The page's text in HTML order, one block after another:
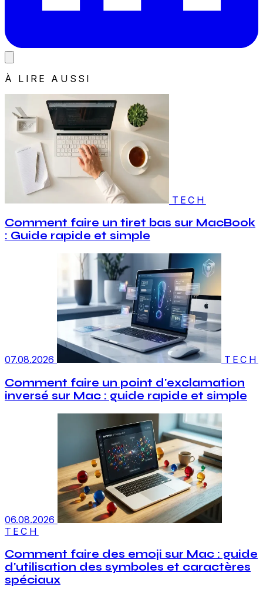
À LIRE AUSSI
TECH
Comment faire un tiret bas sur MacBook
: Guide rapide et simple
07.08.2026 TECH
Comment faire un point d'exclamation
inversé sur Mac : guide rapide et simple
06.08.2026
TECH
Comment faire des emoji sur Mac : guide
d'utilisation des symboles et caractères
spéciaux